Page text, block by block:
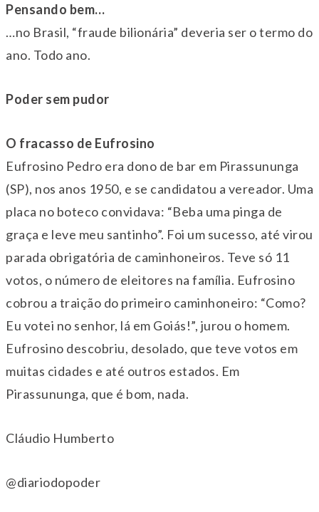
Pensando bem…
…no Brasil, “fraude bilionária” deveria ser o termo do
ano. Todo ano.
Poder sem pudor
O fracasso de Eufrosino
Eufrosino Pedro era dono de bar em Pirassununga
(SP), nos anos 1950, e se candidatou a vereador. Uma
placa no boteco convidava: “Beba uma pinga de
graça e leve meu santinho”. Foi um sucesso, até virou
parada obrigatória de caminhoneiros. Teve só 11
votos, o número de eleitores na família. Eufrosino
cobrou a traição do primeiro caminhoneiro: “Como?
Eu votei no senhor, lá em Goiás!”, jurou o homem.
Eufrosino descobriu, desolado, que teve votos em
muitas cidades e até outros estados. Em
Pirassununga, que é bom, nada.
Cláudio Humberto
@diariodopoder